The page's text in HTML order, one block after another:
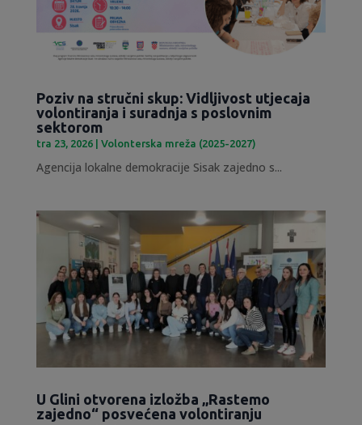
Poziv na stručni skup: Vidljivost utjecaja
volontiranja i suradnja s poslovnim
sektorom
tra 23, 2026| Volonterska mreža (2025-2027)
Agencija lokalne demokracije Sisak zajedno s...
U Glini otvorena izložba „Rastemo
zajedno“ posvećena volontiranju